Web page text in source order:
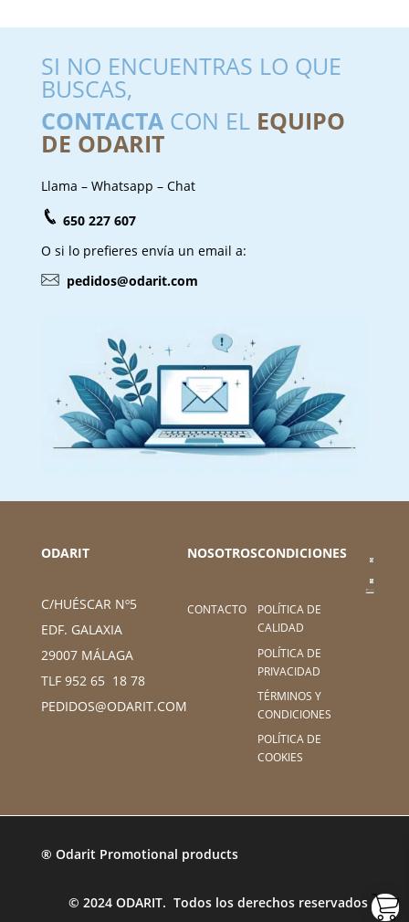
SI NO ENCUENTRAS LO QUE
BUSCAS,
CONTACTACON EL EQUIPO
DE ODARIT
Llama – Whatsapp – Chat
650 227 607
O si lo prefieres envía un email a:
pedidos@odarit.com
ODARIT
C/HUÉSCAR Nº5
EDF. GALAXIA
29007 MÁLAGA
TLF 952 65 18 78
PEDIDOS@ODARIT.COM
NOSOTROS
CONTACTO
CONDICIONES
POLÍTICA DE
CALIDAD
POLÍTICA DE
PRIVACIDAD
TÉRMINOS Y
CONDICIONES
POLÍTICA DE
COOKIES
® Odarit Promotional products
© 2024 ODARIT. Todos los derechos reservados